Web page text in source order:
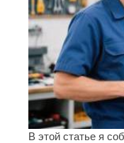
В этой статье я